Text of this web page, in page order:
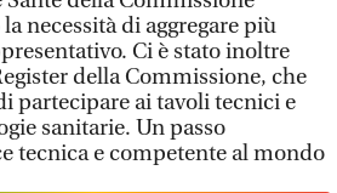
necessità di aggregare più
Ci è stato inoltre
della Commissione, che
partecipare ai tavoli tecnici e
sanitarie. Un passo
tecnica e competente al mondo